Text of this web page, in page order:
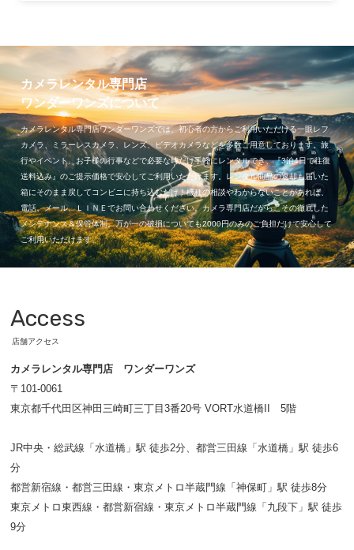
カメラレンタル専門店
ワンダーワンズについて
カメラレンタル専門店ワンダーワンズでは、初心者の方からご利用いただける一眼レフ
カメラ、ミラーレスカメラ、レンズ、ビデオカメラなどを多数ご用意しております。旅
行やイベント、お子様の行事などで必要な時だけ手軽にレンタルでき、『3泊4日で往復
送料込み』のご提示価格で安心してご利用いただけます。レンタル商品の返却も届いた
箱にそのまま戻してコンビニに持ち込むだけ！機種の相談やわからないことがあれば、
電話、メール、ＬＩＮＥでお問い合わせください。カメラ専門店だからこその徹底した
メンテナンス＆保管体制。万が一の破損についても2000円のみのご負担だけで安心して
ご利用いただけます。
Access
店舗アクセス
カメラレンタル専門店 ワンダーワンズ
〒101-0061
東京都千代田区神田三崎町三丁目3番20号 VORT水道橋II 5階
JR中央・総武線「水道橋」駅 徒歩2分、都営三田線「水道橋」駅 徒歩6
分
都営新宿線・都営三田線・東京メトロ半蔵門線「神保町」駅 徒歩8分
東京メトロ東西線・都営新宿線・東京メトロ半蔵門線「九段下」駅 徒歩
9分